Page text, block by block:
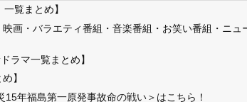
覧まとめ】
画・バラエティ番組・音楽番組・お笑い番組・ニ
ドラマ一覧まとめ】
】
年福島第一原発事故命の戦い＞はこちら！